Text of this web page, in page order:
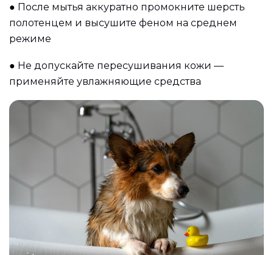
● После мытья аккуратно промокните шерсть
полотенцем и высушите феном на среднем
режиме
● Не допускайте пересушивания кожи —
применяйте увлажняющие средства